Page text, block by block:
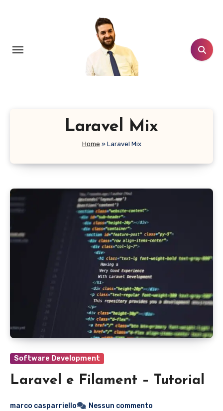
Laravel Mix
Home » Laravel Mix
Software Development
Laravel e Filament – Tutorial
marco casparriello Nessun commento